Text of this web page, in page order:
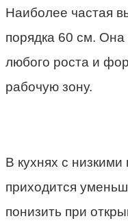
Наиболее частая
порядка 60 см.
любого роста и
рабочую зону.
В кухнях с
приходится
понизить при